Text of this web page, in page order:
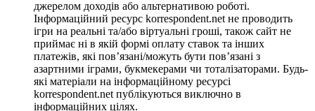
джерелом доходів або альтернативою роботі.
Інформаційний ресурс korrespondent.net не проводить
ігри на реальні та/або віртуальні гроші, також сайт не
приймає ні в якій формі оплату ставок та інших
платежів, які пов’язані/можуть бути пов’язані з
азартними іграми, букмекерами чи тоталізаторами. Будь-
які матеріали на інформаційному ресурсі
korrespondent.net публікуються виключно в
інформаційних цілях.